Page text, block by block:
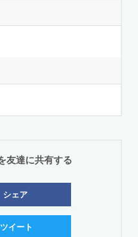
友達に共有する
シェア
ツイート